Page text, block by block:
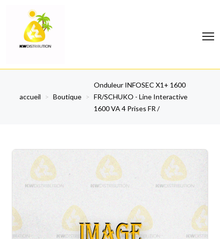
accueil > Boutique >
Onduleur INFOSEC X1+ 1600
FR/SCHUKO - Line Interactive
1600 VA 4 Prises FR /